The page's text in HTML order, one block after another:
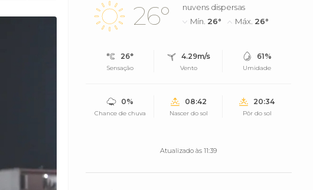
26°
nuvens dispersas
Mín. 26° Máx. 26°
26°
Sensação
4.29m/s
Vento
61%
Umidade
0%
Chance de chuva
08:42
Nascer do sol
20:34
Pôr do sol
Atualizado às 11:39